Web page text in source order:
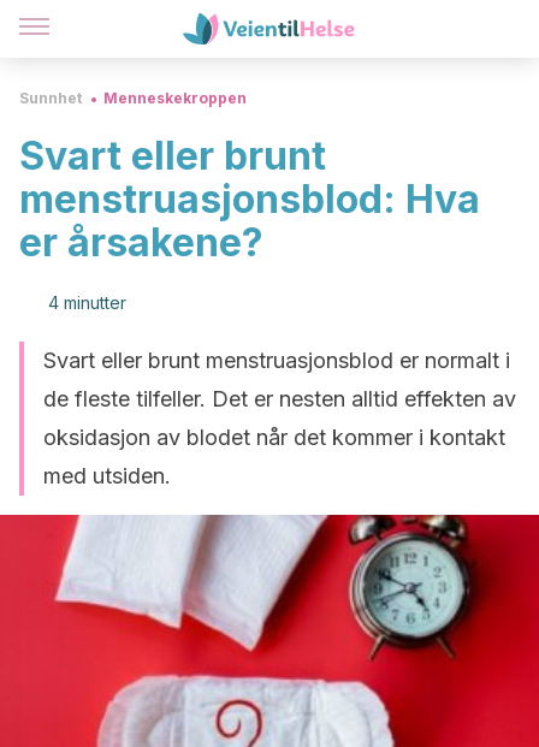
Sunnhet Menneskekroppen
Svart eller brunt
menstruasjonsblod: Hva
er årsakene?
4 minutter
Svart eller brunt menstruasjonsblod er normalt i
de fleste tilfeller. Det er nesten alltid effekten av
oksidasjon av blodet når det kommer i kontakt
med utsiden.